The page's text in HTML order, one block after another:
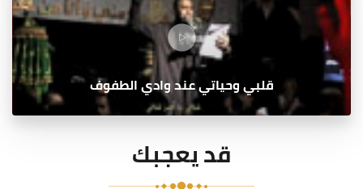
قلبي وحياتي عند وادي الطفوف
قد يعجبك